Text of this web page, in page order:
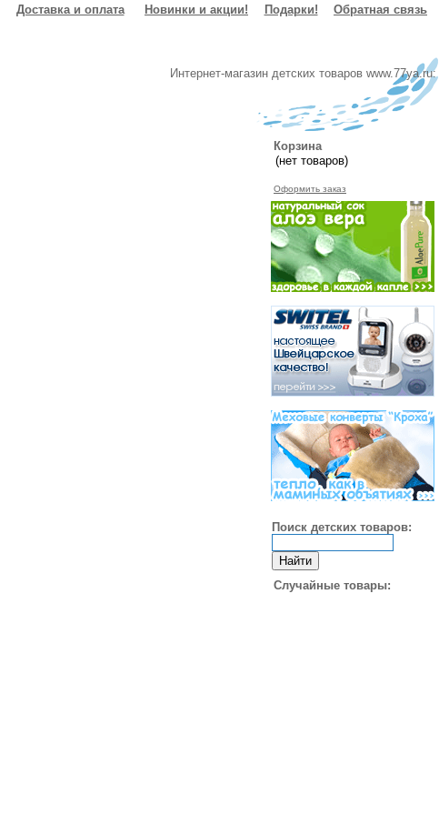
Доставка и оплата Новинки и акции! Подарки! Обратная связь
Интернет-магазин детских товаров www.77ya.ru:
Корзина
Оформить заказ
Поиск детских товаров:
Случайные товары: